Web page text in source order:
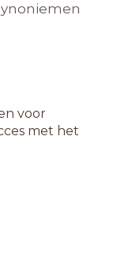
voor
met het